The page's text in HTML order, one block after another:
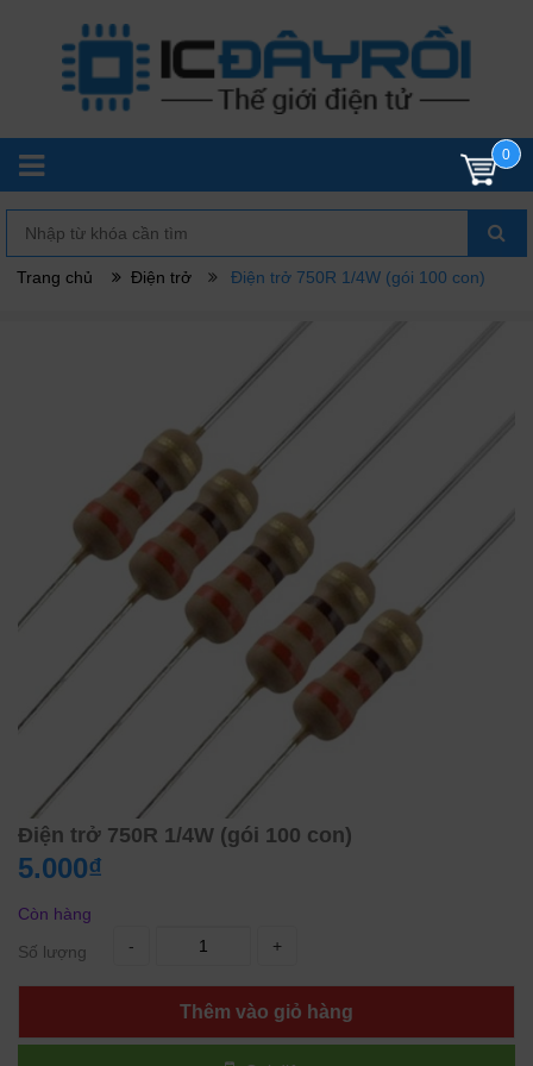
0
Trang chủ Điện trở Điện trở 750R 1/4W (gói 100 con)
Điện trở 750R 1/4W (gói 100 con)
5.000₫
Còn hàng
Số lượng
- +
Thêm vào giỏ hàng